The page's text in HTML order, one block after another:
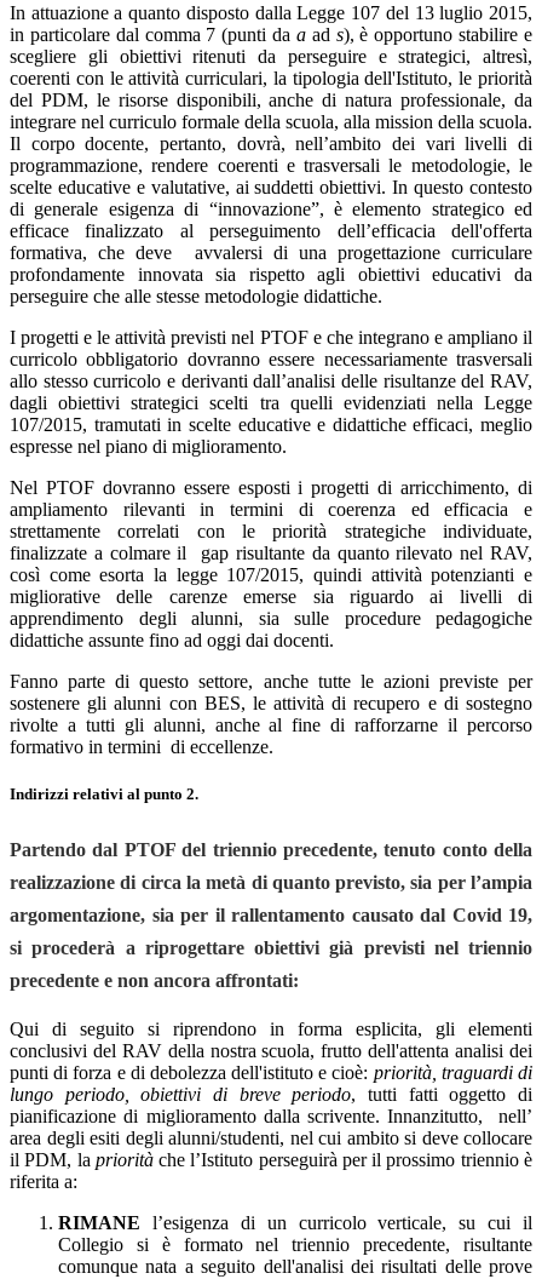
In attuazione a quanto disposto dalla Legge 107 del 13 luglio 2015,
in particolare dal comma 7 (punti da aad s), è opportuno stabilire e
scegliere gli obiettivi ritenuti da perseguire e strategici, altresì,
coerenti con le attività curriculari, la tipologia dell'Istituto, le priorità
del PDM, le risorse disponibili, anche di natura professionale, da
integrare nel curriculo formale della scuola, alla mission della scuola.
Il corpo docente, pertanto, dovrà, nell’ambito dei vari livelli di
programmazione, rendere coerenti e trasversali le metodologie, le
scelte educative e valutative, ai suddetti obiettivi. In questo contesto
di generale esigenza di “innovazione”, è elemento strategico ed
efficace finalizzato al perseguimento dell’efficacia dell'offerta
formativa, che deve avvalersi di una progettazione curriculare
profondamente innovata sia rispetto agli obiettivi educativi da
perseguire che alle stesse metodologie didattiche.
I progetti e le attività previsti nel PTOF e che integrano e ampliano il
curricolo obbligatorio dovranno essere necessariamente trasversali
allo stesso curricolo e derivanti dall’analisi delle risultanze del RAV,
dagli obiettivi strategici scelti tra quelli evidenziati nella Legge
107/2015, tramutati in scelte educative e didattiche efficaci, meglio
espresse nel piano di miglioramento.
Nel PTOF dovranno essere esposti i progetti di arricchimento, di
ampliamento rilevanti in termini di coerenza ed efficacia e
strettamente correlati con le priorità strategiche individuate,
finalizzate a colmare il gap risultante da quanto rilevato nel RAV,
così come esorta la legge 107/2015, quindi attività potenzianti e
migliorative delle carenze emerse sia riguardo ai livelli di
apprendimento degli alunni, sia sulle procedure pedagogiche
didattiche assunte fino ad oggi dai docenti.
Fanno parte di questo settore, anche tutte le azioni previste per
sostenere gli alunni con BES, le attività di recupero e di sostegno
rivolte a tutti gli alunni, anche al fine di rafforzarne il percorso
formativo in termini di eccellenze.
Indirizzi relativi al punto 2.
Partendo dal PTOF del triennio precedente, tenuto conto della
realizzazione di circa la metà di quanto previsto, sia per l’ampia
argomentazione, sia per il rallentamento causato dal Covid 19,
si procederà a riprogettare obiettivi già previsti nel triennio
precedente e non ancora affrontati:
Qui di seguito si riprendono in forma esplicita, gli elementi
conclusivi del RAV della nostra scuola, frutto dell'attenta analisi dei
punti di forza e di debolezza dell'istituto e cioè: priorità, traguardi di
lungo periodo, obiettivi di breve periodo, tutti fatti oggetto di
pianificazione di miglioramento dalla scrivente. Innanzitutto, nell’
area degli esiti degli alunni/studenti, nel cui ambito si deve collocare
il PDM, la prioritàche l’Istituto perseguirà per il prossimo triennio è
riferita a:
RIMANE l’esigenza di un curricolo verticale, su cui il
Collegio si è formato nel triennio precedente, risultante
comunque nata a seguito dell'analisi dei risultati delle prove